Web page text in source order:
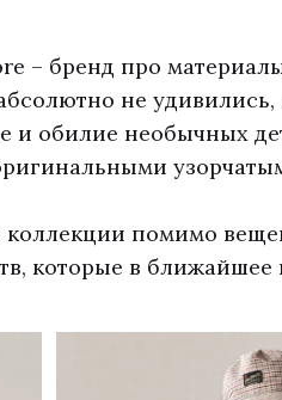
– бренд про
не удивились,
и обилие необычных
коллекции помимо
которые в